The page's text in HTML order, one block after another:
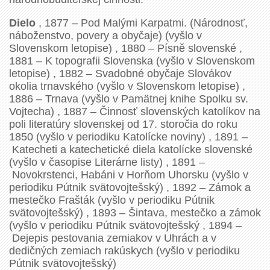
Dielo, 1877 – Pod Malými Karpatmi. (Národnosť,
náboženstvo, povery a obyčaje) (vyšlo v
Slovenskom letopise) , 1880 – Písně slovenské ,
1881 – K topografii Slovenska (vyšlo v Slovenskom
letopise) , 1882 – Svadobné obyčaje Slovákov
okolia trnavského (vyšlo v Slovenskom letopise) ,
1886 – Trnava (vyšlo v Pamätnej knihe Spolku sv.
Vojtecha) , 1887 – Činnosť slovenských katolíkov na
poli literatúry slovenskej od 17. storočia do roku
1850 (vyšlo v periodiku Katolícke noviny) , 1891 –
Katecheti a katechetické diela katolícke slovenské
(vyšlo v časopise Literárne listy) , 1891 –
Novokrstenci, Habáni v Horňom Uhorsku (vyšlo v
periodiku Pútnik svätovojtešský) , 1892 – Zámok a
mestečko Frašták (vyšlo v periodiku Pútnik
svätovojtešský) , 1893 – Šintava, mestečko a zámok
(vyšlo v periodiku Pútnik svätovojtešský , 1894 –
Dejepis pestovania zemiakov v Uhrách a v
dedičných zemiach rakúskych (vyšlo v periodiku
Pútnik svätovojtešský)